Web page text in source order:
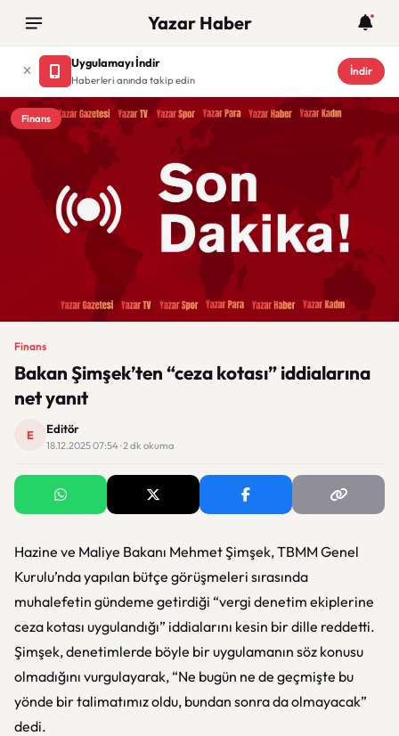
Yazar Haber
Uygulamayı İndir
Haberleri anında takip edin
İndir
Finans
Finans
Bakan Şimşek’ten “ceza kotası” iddialarına
net yanıt
E Editör
18.12.2025 07:54 · 2 dk okuma
Hazine ve Maliye Bakanı Mehmet Şimşek, TBMM Genel
Kurulu’nda yapılan bütçe görüşmeleri sırasında
muhalefetin gündeme getirdiği “vergi denetim ekiplerine
ceza kotası uygulandığı” iddialarını kesin bir dille reddetti.
Şimşek, denetimlerde böyle bir uygulamanın söz konusu
olmadığını vurgulayarak, “Ne bugün ne de geçmişte bu
yönde bir talimatımız oldu, bundan sonra da olmayacak”
dedi.